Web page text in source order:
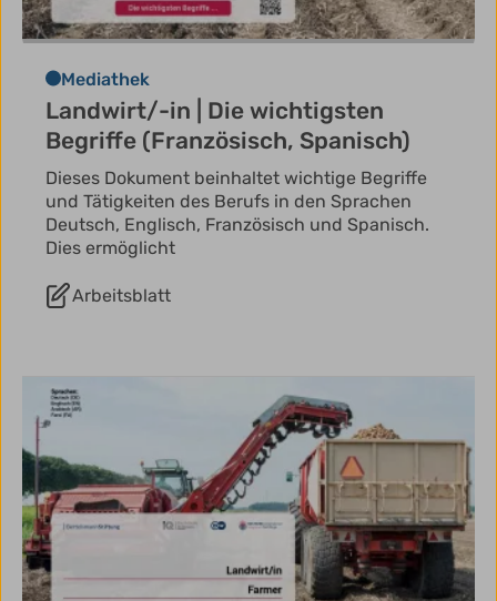
Mediathek
Landwirt/-in | Die wichtigsten
Begriffe (Französisch, Spanisch)
Dieses Dokument beinhaltet wichtige Begriffe
und Tätigkeiten des Berufs in den Sprachen
Deutsch, Englisch, Französisch und Spanisch.
Dies ermöglicht
Arbeitsblatt